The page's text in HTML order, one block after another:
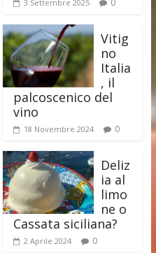
3 Settembre 2025 0
Vitig
no
Italia
, il
palcoscenico del
vino
18 Novembre 2024 0
Deliz
ia al
limo
ne o
Cassata siciliana?
2 Aprile 2024 0